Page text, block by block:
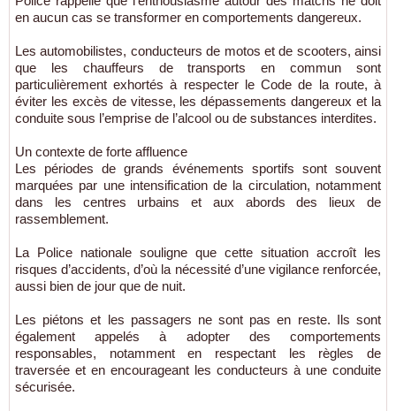
en aucun cas se transformer en comportements dangereux.
Les automobilistes, conducteurs de motos et de scooters, ainsi
que les chauffeurs de transports en commun sont
particulièrement exhortés à respecter le Code de la route, à
éviter les excès de vitesse, les dépassements dangereux et la
conduite sous l’emprise de l’alcool ou de substances interdites.
Un contexte de forte affluence
Les périodes de grands événements sportifs sont souvent
marquées par une intensification de la circulation, notamment
dans les centres urbains et aux abords des lieux de
rassemblement.
La Police nationale souligne que cette situation accroît les
risques d’accidents, d’où la nécessité d’une vigilance renforcée,
aussi bien de jour que de nuit.
Les piétons et les passagers ne sont pas en reste. Ils sont
également appelés à adopter des comportements
responsables, notamment en respectant les règles de
traversée et en encourageant les conducteurs à une conduite
sécurisée.